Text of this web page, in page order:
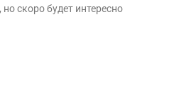
но скоро будет интересно